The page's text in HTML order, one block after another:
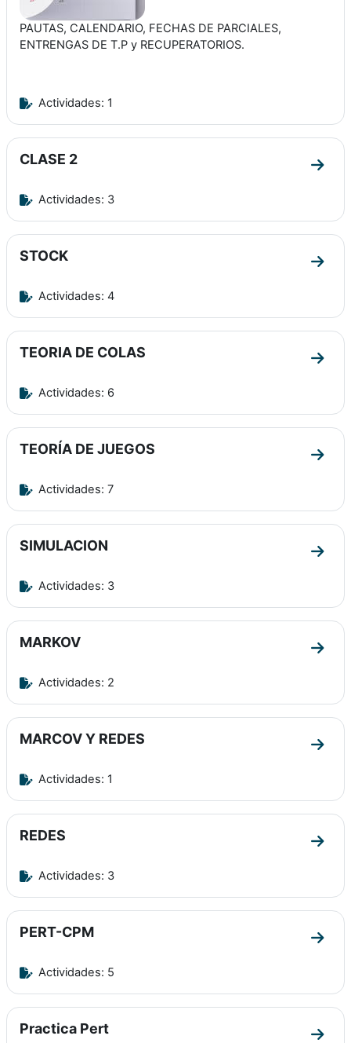
PAUTAS, CALENDARIO, FECHAS DE PARCIALES,
ENTRENGAS DE T.P y RECUPERATORIOS.
Actividades: 1
CLASE 2
Ir a
Actividades: 3
STOCK
Ir a
Actividades: 4
TEORIA DE COLAS
Ir a
Actividades: 6
TEORÍA DE JUEGOS
Ir a
Actividades: 7
SIMULACION
Ir a
Actividades: 3
MARKOV
Ir a
Actividades: 2
MARCOV Y REDES
Ir a
Actividades: 1
REDES
Ir a
Actividades: 3
PERT-CPM
Ir a
Actividades: 5
Practica Pert
Ir a